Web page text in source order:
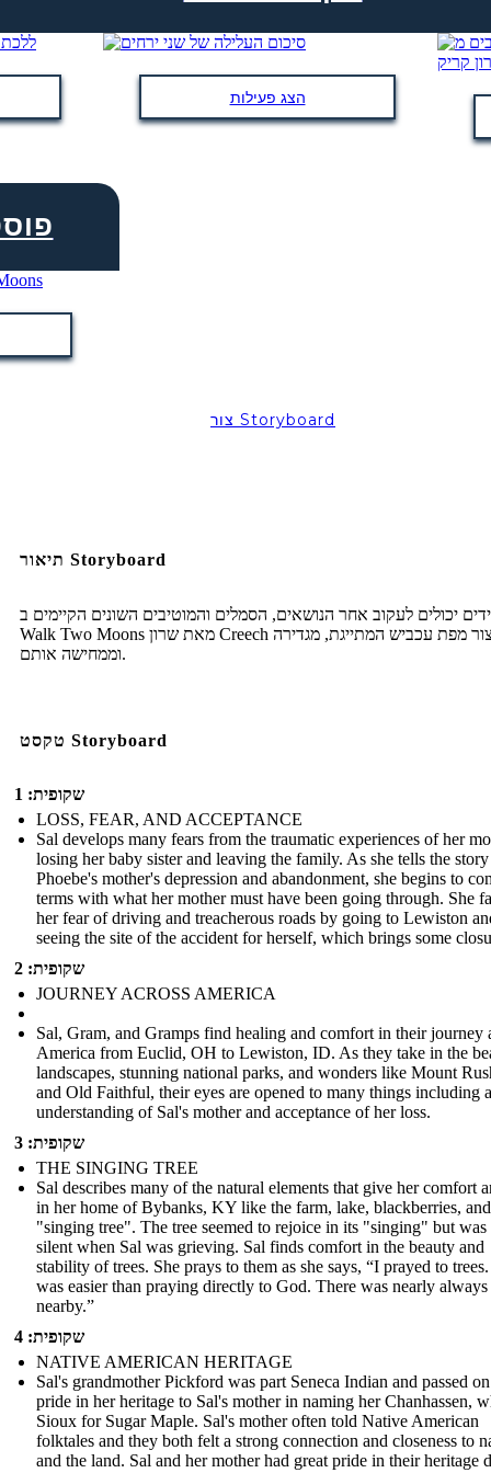
הצג פעילות
צור Storyboard
תיאור Storyboard
יכולים לעקוב אחר הנושאים, הסמלים והמוטיבים השונים הקיימים ב-
Walk Two Moons מאת שרון Creech וליצור מפת עכביש המתייגת, מגדירה
וממחישה אותם.
טקסט Storyboard
שקופית: 1
LOSS, FEAR, AND ACCEPTANCE
Sal develops many fears from the traumatic experiences of her
losing her baby sister and leaving the family. As she tells the
Phoebe's mother's depression and abandonment, she begins to
terms with what her mother must have been going through. She
her fear of driving and treacherous roads by going to Lewiston
seeing the site of the accident for herself, which brings some
שקופית: 2
JOURNEY ACROSS AMERICA
Sal, Gram, and Gramps find healing and comfort in their journey
America from Euclid, OH to Lewiston, ID. As they take in the
landscapes, stunning national parks, and wonders like Mount
and Old Faithful, their eyes are opened to many things including
understanding of Sal's mother and acceptance of her loss.
שקופית: 3
THE SINGING TREE
Sal describes many of the natural elements that give her comfort
in her home of Bybanks, KY like the farm, lake, blackberries,
"singing tree". The tree seemed to rejoice in its "singing" but was
silent when Sal was grieving. Sal finds comfort in the beauty and
stability of trees. She prays to them as she says, “I prayed to
was easier than praying directly to God. There was nearly always
nearby.”
שקופית: 4
NATIVE AMERICAN HERITAGE
Sal's grandmother Pickford was part Seneca Indian and passed
pride in her heritage to Sal's mother in naming her Chanhassen,
Sioux for Sugar Maple. Sal's mother often told Native American
folktales and they both felt a strong connection and closeness to
and the land. Sal and her mother had great pride in their heritage